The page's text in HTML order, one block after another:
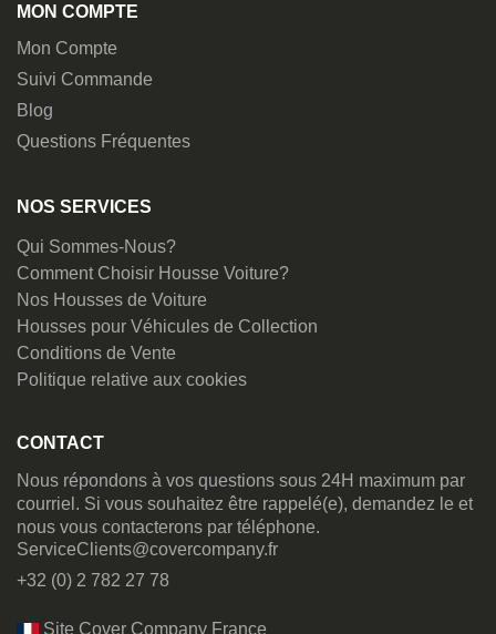
MON COMPTE
Mon Compte
Suivi Commande
Blog
Questions Fréquentes
NOS SERVICES
Qui Sommes-Nous?
Comment Choisir Housse Voiture?
Nos Housses de Voiture
Housses pour Véhicules de Collection
Conditions de Vente
Politique relative aux cookies
CONTACT
Nous répondons à vos questions sous 24H maximum par
courriel. Si vous souhaitez être rappelé(e), demandez le et
nous vous contacterons par téléphone.
ServiceClients@covercompany.fr
+32 (0) 2 782 27 78
Site Cover Company France